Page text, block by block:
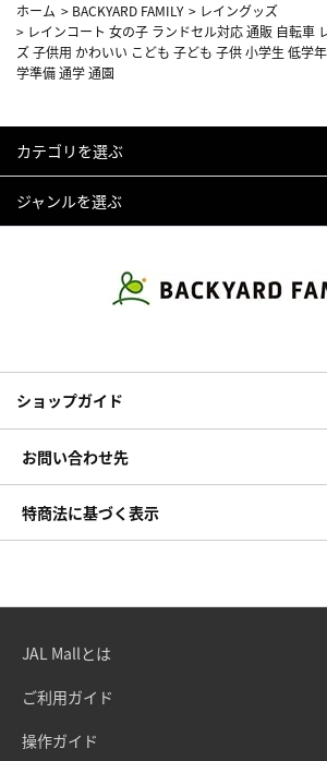
ホーム > BACKYARD FAMILY > レイングッズ
> レインコート 女の子 ランドセル対応 通販 自転車
ズ 子供用 かわいい こども 子ども 子供 小学生 低学
学準備 通学 通園
カテゴリを選ぶ
ジャンルを選ぶ
ショップガイド
お問い合わせ先
特商法に基づく表示
JAL Mallとは
ご利用ガイド
操作ガイド